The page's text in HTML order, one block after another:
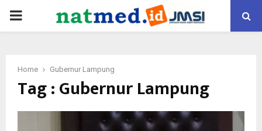
PRIMARY
Home Gubernur Lampung
Tag : Gubernur Lampung